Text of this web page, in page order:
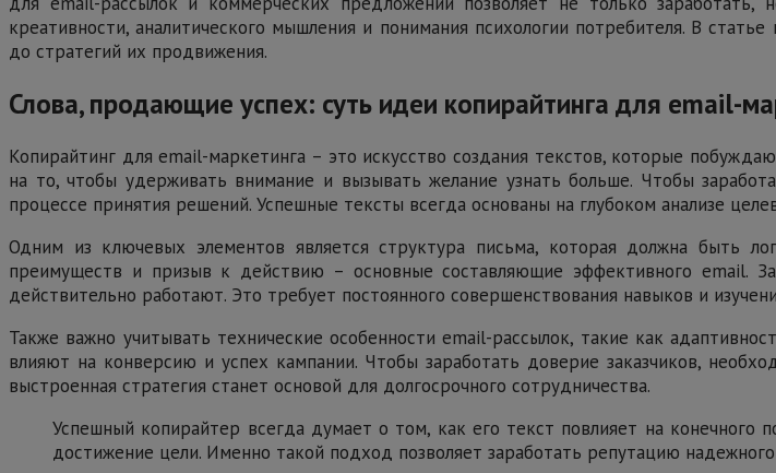
креативности, аналитического мышления и понимания психологии потребителя. В
до стратегий их продвижения.
Слова, продающие успех: суть идеи копирайтинга для email-
Копирайтинг для email-маркетинга – это искусство создания текстов, которые
на то, чтобы удерживать внимание и вызывать желание узнать больше. Чтобы
процессе принятия решений. Успешные тексты всегда основаны на глубоком анализе
Одним из ключевых элементов является структура письма, которая должна быть
преимуществ и призыв к действию – основные составляющие эффективного email.
действительно работают. Это требует постоянного совершенствования навыков и
Также важно учитывать технические особенности email-рассылок, такие как
влияют на конверсию и успех кампании. Чтобы заработать доверие заказчиков,
выстроенная стратегия станет основой для долгосрочного сотрудничества.
Успешный копирайтер всегда думает о том, как его текст повлияет на
достижение цели. Именно такой подход позволяет заработать репутацию